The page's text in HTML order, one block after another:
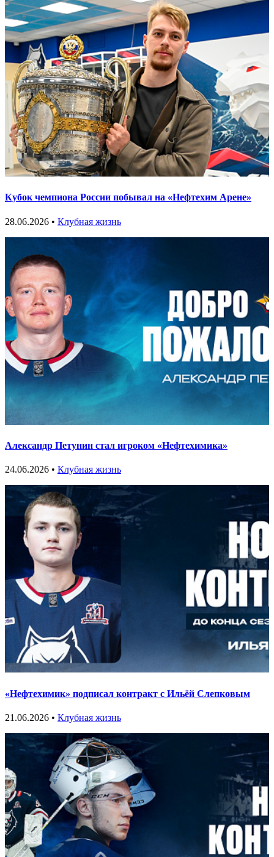
Кубок чемпиона России побывал на «Нефтехим Арене»
28.06.2026 • Клубная жизнь
Александр Петунин стал игроком «Нефтехимика»
24.06.2026 • Клубная жизнь
«Нефтехимик» подписал контракт с Ильёй Слепковым
21.06.2026 • Клубная жизнь